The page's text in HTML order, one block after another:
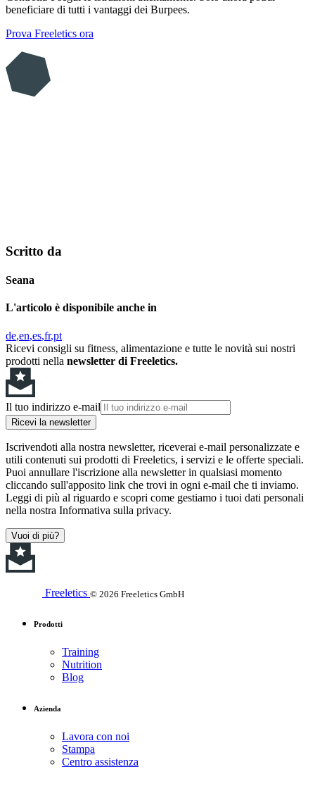
beneficiare di tutti i vantaggi dei Burpees.
Prova Freeletics ora
Scritto da
Seana
L'articolo è disponibile anche in
de en es fr pt
Ricevi consigli su fitness, alimentazione e tutte le novità sui nostri
prodotti nella newsletter di Freeletics.
Il tuo indirizzo e-mail
Ricevi la newsletter
Iscrivendoti alla nostra newsletter, riceverai e-mail personalizzate e
utili contenuti sui prodotti di Freeletics, i servizi e le offerte speciali.
Puoi annullare l'iscrizione alla newsletter in qualsiasi momento
cliccando sull'apposito link che trovi in ogni e-mail che ti inviamo.
Leggi di più al riguardo e scopri come gestiamo i tuoi dati personali
nella nostra Informativa sulla privacy.
Vuoi di più?
Freeletics © 2026 Freeletics GmbH
Prodotti
Training
Nutrition
Blog
Azienda
Lavora con noi
Stampa
Centro assistenza